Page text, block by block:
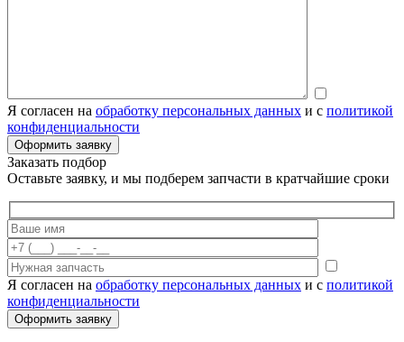
Я согласен на обработку персональных данных и с политикой
конфиденциальности
Заказать подбор
Оставьте заявку, и мы подберем запчасти в кратчайшие сроки
Я согласен на обработку персональных данных и с политикой
конфиденциальности